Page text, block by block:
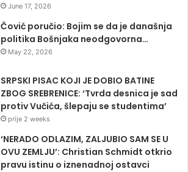
June 17, 2026
Čović poručio: Bojim se da je današnja
politika Bošnjaka neodgovorna…
May 22, 2026
SRPSKI PISAC KOJI JE DOBIO BATINE
ZBOG SREBRENICE: ‘Tvrda desnica je sad
protiv Vučića, šlepaju se studentima’
prije 2 weeks
‘NERADO ODLAZIM, ZALJUBIO SAM SE U
OVU ZEMLJU’: Christian Schmidt otkrio
pravu istinu o iznenadnoj ostavci